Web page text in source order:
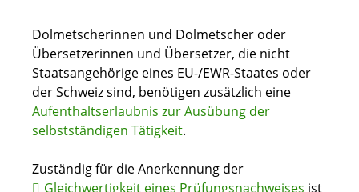
Dolmetscherinnen und Dolmetscher oder
Übersetzerinnen und Übersetzer, die nicht
Staatsangehörige eines EU-/EWR-Staates oder
der Schweiz sind, benötigen zusätzlich eine
Aufenthaltserlaubnis zur Ausübung der
selbstständigen Tätigkeit.
Zuständig für die Anerkennung der
Gleichwertigkeit eines Prüfungsnachweises ist